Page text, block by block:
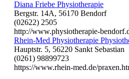
Diana Friebe Physiotherapie
Bergstr. 14A, 56170 Bendorf
(02622) 2505
http://www.physiotherapie-
Rhein-Med Physiotherapie
Hauptstr. 5, 56220 Sankt Sebastian
(0261) 98899723
https://www.rhein-med.de/